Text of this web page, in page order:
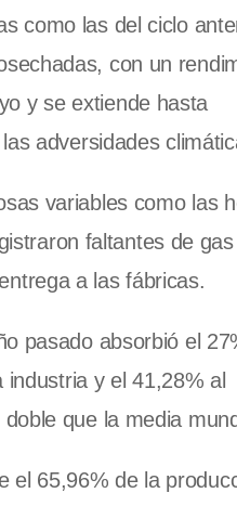
como las del ciclo
con un
y se extiende hasta
adversidades
variables como las
faltantes de gas
a las fábricas.
pasado absorbió el
y el 41,28% al
que la media
el 65,96% de la